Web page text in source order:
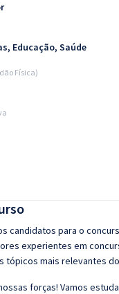
candidatos para o
experientes em
tópicos mais relevantes
forças! Vamos
Educação, Saúde
Física)